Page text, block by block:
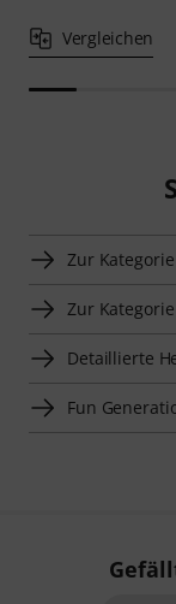
Vergleichen
Zur
Zur
Detaillierte
Fun